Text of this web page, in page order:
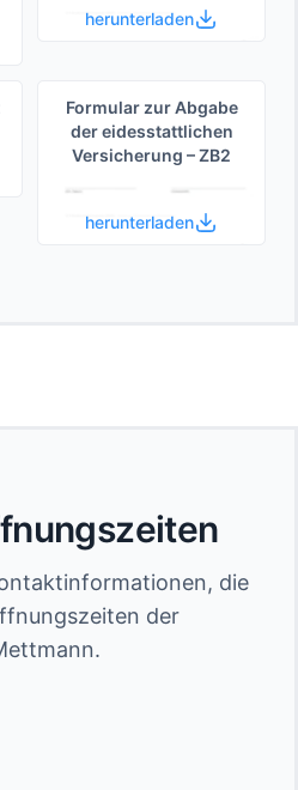
herunterladen
Formular zur Abgabe
der eides­stattlichen
Versicherung – ZB2
herunterladen
die
der